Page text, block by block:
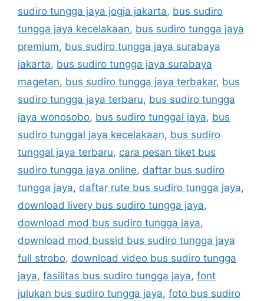
sudiro tungga jaya jogja jakarta, bus sudiro
tungga jaya kecelakaan, bus sudiro tungga jaya
premium, bus sudiro tungga jaya surabaya
jakarta, bus sudiro tungga jaya surabaya
magetan, bus sudiro tungga jaya terbakar, bus
sudiro tungga jaya terbaru, bus sudiro tungga
jaya wonosobo, bus sudiro tunggal jaya, bus
sudiro tunggal jaya kecelakaan, bus sudiro
tunggal jaya terbaru, cara pesan tiket bus
sudiro tungga jaya online, daftar bus sudiro
tungga jaya, daftar rute bus sudiro tungga jaya,
download livery bus sudiro tungga jaya,
download mod bus sudiro tungga jaya,
download mod bussid bus sudiro tungga jaya
full strobo, download video bus sudiro tungga
jaya, fasilitas bus sudiro tungga jaya, font
julukan bus sudiro tungga jaya, foto bus sudiro